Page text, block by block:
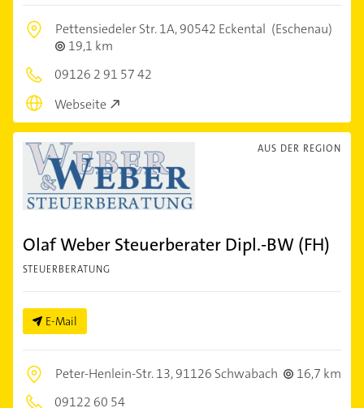
Pettensiedeler Str. 1A,90542 Eckental (Eschenau)
19,1 km
09126 2 91 57 42
Webseite
AUS DER REGION
Olaf Weber Steuerberater Dipl.-BW (FH)
STEUERBERATUNG
E-Mail
Peter-Henlein-Str. 13,91126 Schwabach
16,7 km
09122 60 54